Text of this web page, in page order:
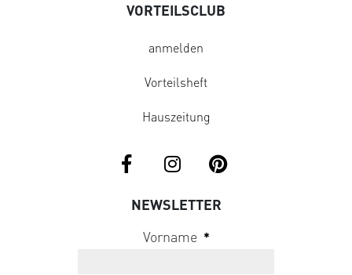
VORTEILSCLUB
anmelden
Vorteilsheft
Hauszeitung
NEWSLETTER
Vorname *